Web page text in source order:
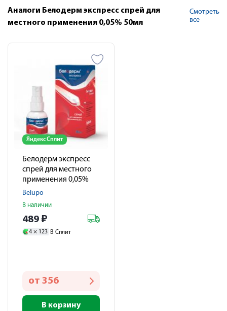
Аналоги Белодерм экспресс спрей для
местного применения 0,05% 50мл
Смотреть
все
Яндекс Сплит
Белодерм экспресс
спрей для местного
применения 0,05%
20мл
Belupo
В наличии
489 ₽
4 × 123 В Сплит
от 356
В корзину